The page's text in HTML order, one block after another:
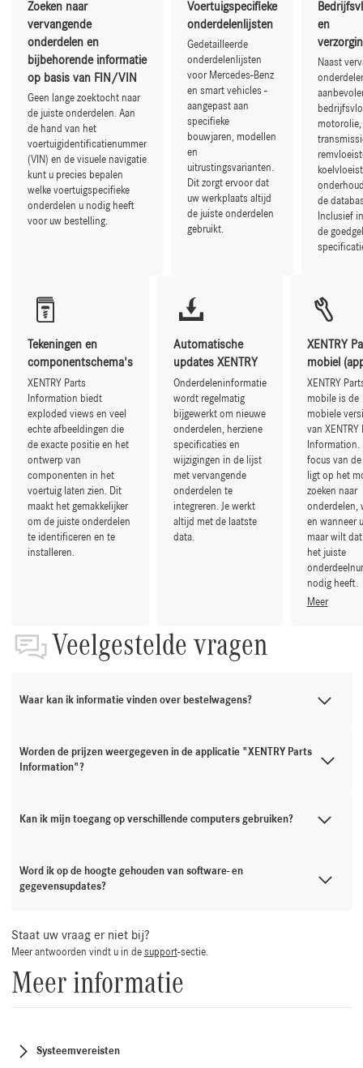
Zoeken naar
vervangende
onderdelen en
bijbehorende informatie
op basis van FIN/VIN
Geen lange zoektocht naar
de juiste onderdelen. Aan
de hand van het
voertuigidentificatienummer
(VIN) en de visuele navigatie
kunt u precies bepalen
welke voertuigspecifieke
onderdelen u nodig heeft
voor uw bestelling.
Voertuigspecifieke
onderdelenlijsten
Gedetailleerde
onderdelenlijsten
voor Mercedes-Benz
en smart vehicles -
aangepast aan
specifieke
bouwjaren, modellen
en
uitrustingsvarianten.
Dit zorgt ervoor dat
uw werkplaats altijd
de juiste onderdelen
gebruikt.
en
Naast
motorolie,
de
Inclusief
de
Tekeningen en
componentschema's
XENTRY Parts
Information biedt
exploded views en veel
echte afbeeldingen die
de exacte positie en het
ontwerp van
componenten in het
voertuig laten zien. Dit
maakt het gemakkelijker
om de juiste onderdelen
te identificeren en te
installeren.
Automatische
updates XENTRY
Onderdeleninformatie
wordt regelmatig
bijgewerkt om nieuwe
onderdelen, herziene
specificaties en
wijzigingen in de lijst
met vervangende
onderdelen te
integreren. Je werkt
altijd met de laatste
data.
XENTRY
mobiel
XENTRY
mobile is de
mobiele
van XENTRY
Information.
focus van de
ligt op het
zoeken naar
onderdelen,
en wanneer u
maar wilt dat
het juiste
nodig heeft.
Meer
Veelgestelde vragen
Waar kan ik informatie vinden over bestelwagens?
Worden de prijzen weergegeven in de applicatie "XENTRY Parts
Information"?
Kan ik mijn toegang op verschillende computers gebruiken?
Word ik op de hoogte gehouden van software- en
gegevensupdates?
Staat uw vraag er niet bij?
Meer antwoorden vindt u in de support-sectie.
Meer informatie
Systeemvereisten